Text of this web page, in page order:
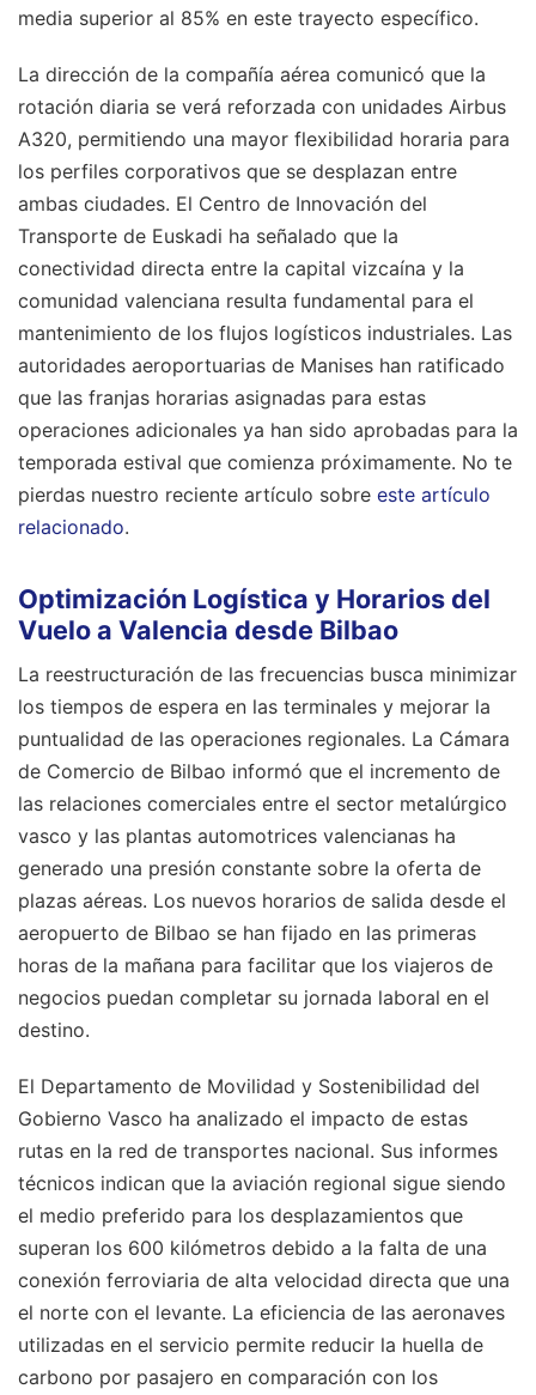
media superior al 85% en este trayecto específico.
La dirección de la compañía aérea comunicó que la
rotación diaria se verá reforzada con unidades Airbus
A320, permitiendo una mayor flexibilidad horaria para
los perfiles corporativos que se desplazan entre
ambas ciudades. El Centro de Innovación del
Transporte de Euskadi ha señalado que la
conectividad directa entre la capital vizcaína y la
comunidad valenciana resulta fundamental para el
mantenimiento de los flujos logísticos industriales. Las
autoridades aeroportuarias de Manises han ratificado
que las franjas horarias asignadas para estas
operaciones adicionales ya han sido aprobadas para la
temporada estival que comienza próximamente. No te
pierdas nuestro reciente artículo sobre este artículo
relacionado.
Optimización Logística y Horarios del
Vuelo a Valencia desde Bilbao
La reestructuración de las frecuencias busca minimizar
los tiempos de espera en las terminales y mejorar la
puntualidad de las operaciones regionales. La Cámara
de Comercio de Bilbao informó que el incremento de
las relaciones comerciales entre el sector metalúrgico
vasco y las plantas automotrices valencianas ha
generado una presión constante sobre la oferta de
plazas aéreas. Los nuevos horarios de salida desde el
aeropuerto de Bilbao se han fijado en las primeras
horas de la mañana para facilitar que los viajeros de
negocios puedan completar su jornada laboral en el
destino.
El Departamento de Movilidad y Sostenibilidad del
Gobierno Vasco ha analizado el impacto de estas
rutas en la red de transportes nacional. Sus informes
técnicos indican que la aviación regional sigue siendo
el medio preferido para los desplazamientos que
superan los 600 kilómetros debido a la falta de una
conexión ferroviaria de alta velocidad directa que una
el norte con el levante. La eficiencia de las aeronaves
utilizadas en el servicio permite reducir la huella de
carbono por pasajero en comparación con los